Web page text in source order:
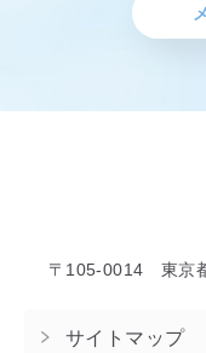
〒105-0014 東京
サイトマップ